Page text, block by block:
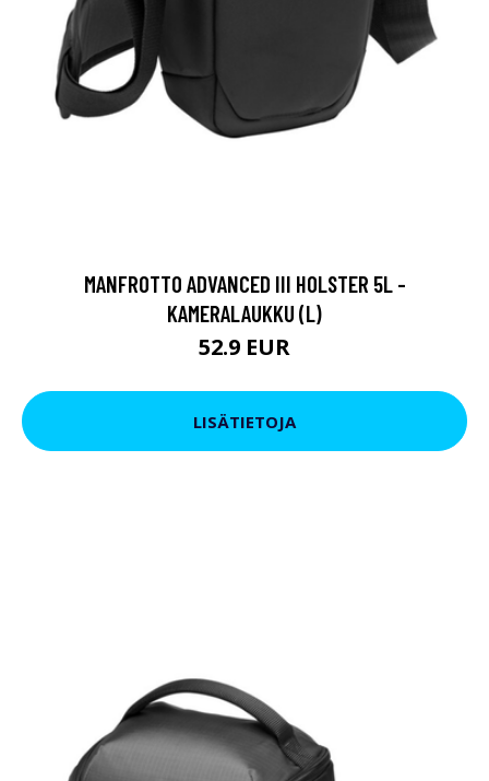
MANFROTTO ADVANCED III HOLSTER 5L -
KAMERALAUKKU (L)
52.9 EUR
LISÄTIETOJA